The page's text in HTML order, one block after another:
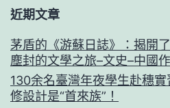
近期文章
茅盾的《游蘇日誌》：揭開
塵封的文學之旅–文史–中國
130余名臺灣年夜學生赴穗
修設計是“首來族”！